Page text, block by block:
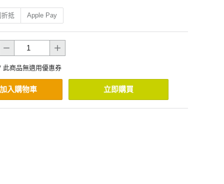
抵 Apple Pay
此商品無適用優惠券
加入購物車 立即購買